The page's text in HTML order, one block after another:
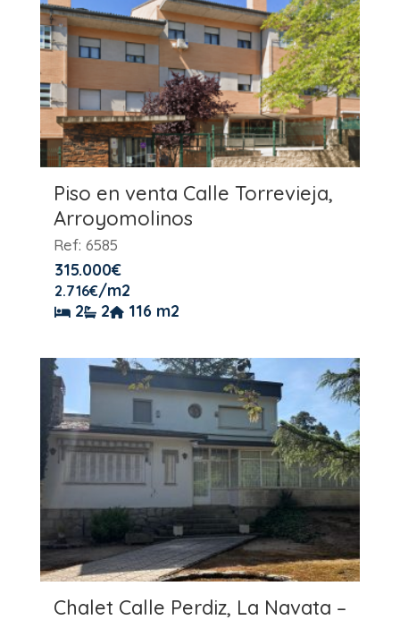
Piso en venta Calle Torrevieja,
Arroyomolinos
Ref: 6585
315.000€
2.716€/m2
2
2 116 m2
Chalet Calle Perdiz, La Navata –